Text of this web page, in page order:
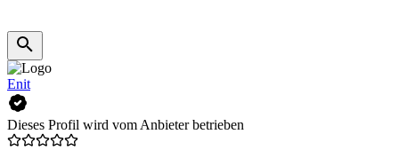
Enit
Dieses Profil wird vom Anbieter betrieben